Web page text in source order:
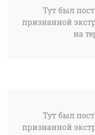
Тут был
признанной
на
Тут был
признанной